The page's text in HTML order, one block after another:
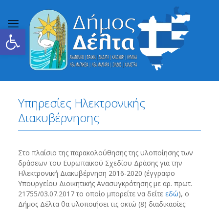
Ανοίξτε τη γραμμή εργαλείων
Υπηρεσίες Ηλεκτρονικής
Διακυβέρνησης
Στο πλαίσιο της παρακολούθησης της υλοποίησης των
δράσεων του Ευρωπαϊκού Σχεδίου Δράσης για την
Ηλεκτρονική Διακυβέρνηση 2016-2020 (έγγραφο
Υπουργείου Διοικητικής Ανασυγκρότησης με αρ. πρωτ.
21755/03.07.2017 το οποίο μπορείτε να δείτε εδώ), ο
Δήμος Δέλτα θα υλοποιήσει τις οκτώ (8) διαδικασίες: